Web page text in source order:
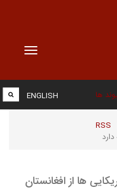
Toggle
ها
RSS
ENGLISH
ها از افغانستان